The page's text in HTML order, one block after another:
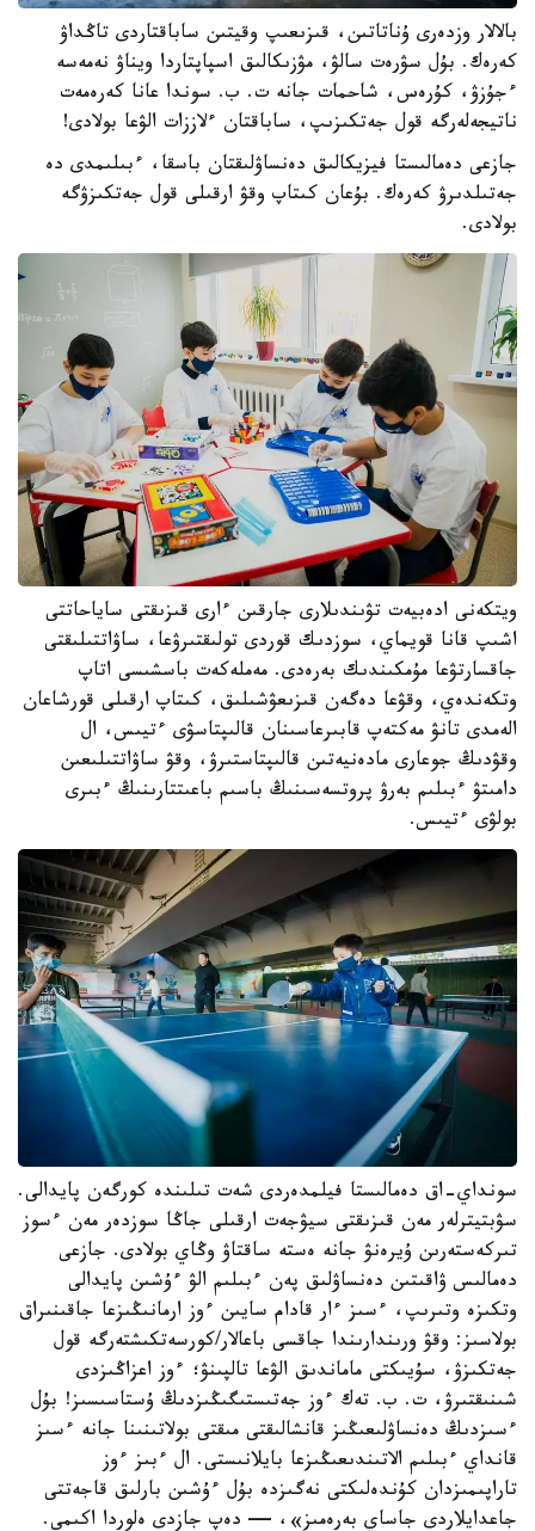
بالالار وزدەرى ۇناتاتىن، قىزىعىپ وقيتىن ساباقتاردى تاڭداۋ
كەرەك. بۇل سۋرەت سالۋ، مۋزىكالىق اسپاپتاردا ويناۋ نەمەسە
ءجۇزۋ، كۇرەس، شاحمات جانە ت. ب. سوندا عانا كەرەمەت
ناتيجەلەرگە قول جەتكىزىپ، ساباقتان ءلاززات الۋعا بولادى!
جازعى دەمالىستا فيزيكالىق دەنساۋلىقتان باسقا، ءبىلىمدى دە
جەتىلدىرۋ كەرەك. بۇعان كىتاپ وقۋ ارقىلى قول جەتكىزۋگە
بولادى.
ويتكەنى ادەبيەت تۋىندىلارى جارقىن ءارى قىزىقتى ساياحاتتى
اشىپ قانا قويماي، سوزدىك قوردى تولىقتىرۋعا، ساۋاتتىلىقتى
جاقسارتۋعا مۇمكىندىك بەرەدى. مەملەكەت باسشىسى اتاپ
وتكەندەي، وقۋعا دەگەن قىزىعۋشىلىق، كىتاپ ارقىلى قورشاعان
الەمدى تانۋ مەكتەپ قابىرعاسىنان قالىپتاسۋى ءتيىس، ال
وقۋدىڭ جوعارى مادەنيەتىن قالىپتاستىرۋ، وقۋ ساۋاتتىلىعىن
دامىتۋ ءبىلىم بەرۋ پروتسەسىنىڭ باسىم باعىتتارىنىڭ ءبىرى
بولۋى ءتيىس.
سونداي-اق دەمالىستا فيلمدەردى شەت تىلىندە كورگەن پايدالى.
سۋبتيترلەر مەن قىزىقتى سيۋجەت ارقىلى جاڭا سوزدەر مەن ءسوز
تىركەستەرىن ۇيرەنۋ جانە ەستە ساقتاۋ وڭاي بولادى. جازعى
دەمالىس ۋاقىتىن دەنساۋلىق پەن ءبىلىم الۋ ءۇشىن پايدالى
وتكىزە وتىرىپ، ءسىز ءار قادام سايىن ءوز ارمانىڭىزعا جاقىنىراق
بولاسىز: وقۋ ورىندارىندا جاقسى باعالار/كورسەتكىشتەرگە قول
جەتكىزۋ، سۇيىكتى ماماندىق الۋعا تالپىنۋ؛ ءوز اعزاڭىزدى
شىنىقتىرۋ، ت. ب. تەك ءوز جەتىستىگىڭىزدىڭ ۇستاسىسىز! بۇل
ءسىزدىڭ دەنساۋلىعىڭىز قانشالىقتى مىقتى بولاتىنىنا جانە ءسىز
قانداي ءبىلىم الاتىندىعىڭىزعا بايلانىستى. ال ءبىز ءوز
تاراپىمىزدان كۇندەلىكتى نەگىزدە بۇل ءۇشىن بارلىق قاجەتتى
جاعدايلاردى جاساي بەرەمىز»، — دەپ جازدى ەلوردا اكىمى.